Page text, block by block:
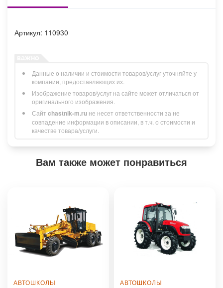
Артикул: 110930
Данные о наличии и стоимости товаров/услуг уточняйте у
компании, предоставляющих их.
Изображение товаров/услуг на сайте может отличаться от
оригинального изображения.
Сайт chastnik-m.ru не несет ответственности за не
совпадение информации в описании, в т.ч. о стоимости и
качестве товара/услуги.
Вам также может понравиться
АВТОШКОЛЫ АВТОШКОЛЫ